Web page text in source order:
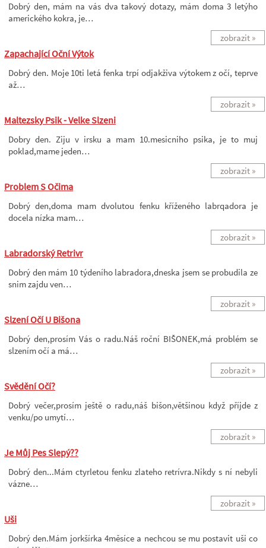
Dobrý den, mám na vás dva takový dotazy, mám doma 3 letýho
amerického kokra, je…
zobrazit »
Zapachající Oční Výtok
Dobrý den. Moje 10ti letá fenka trpí odjakživa výtokem z očí, teprve
až…
zobrazit »
Maltezsky Psik - Velke Slzeni
Dobry den. Ziju v irsku a mam 10.mesicniho psika, je to muj
poklad,mame jeden…
zobrazit »
Problem S Očima
Dobrý den,doma mam dvolutou fenku kříženého labrqadora je
docela nízka mam…
zobrazit »
Labradorský Retrivr
Dobrý den mám 10 týdeního labradora,dneska jsem se probudila ze
snim zajdu ven…
zobrazit »
Slzení Očí U Bišona
Dobrý den,prosím Vás o radu.Náš roční BIŠONEK,má problém se
slzením očí a má…
zobrazit »
Svědění Očí?
Dobrý večer,prosím ještě o radu,náš bišon,většinou když příjde z
venku/po umytí…
zobrazit »
Je Můj Pes Slepý??
Dobrý den...Mám ctyrletou fenku zlateho retrívra.Nikdy s ní nebyli
vázne…
zobrazit »
Uši
Dobrý den.Mám jorkšírka 4měsíce a nechcou se mu postavit uši co